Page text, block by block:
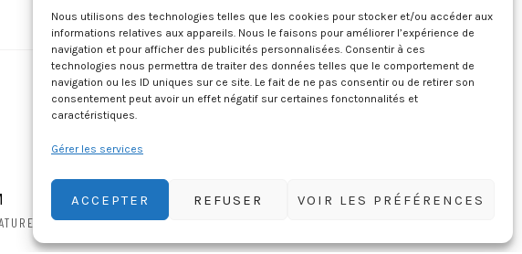
Nous utilisons des technologies telles que les cookies pour stocker et/ou accéder aux
informations relatives aux appareils. Nous le faisons pour améliorer l’expérience de
navigation et pour afficher des publicités personnalisées. Consentir à ces
technologies nous permettra de traiter des données telles que le comportement de
navigation ou les ID uniques sur ce site. Le fait de ne pas consentir ou de retirer son
consentement peut avoir un effet négatif sur certaines fonctonnalités et
caractéristiques.
Gérer les services
ACCEPTER REFUSER VOIR LES PRÉFÉRENCES
4 janvier 2026
EN BD